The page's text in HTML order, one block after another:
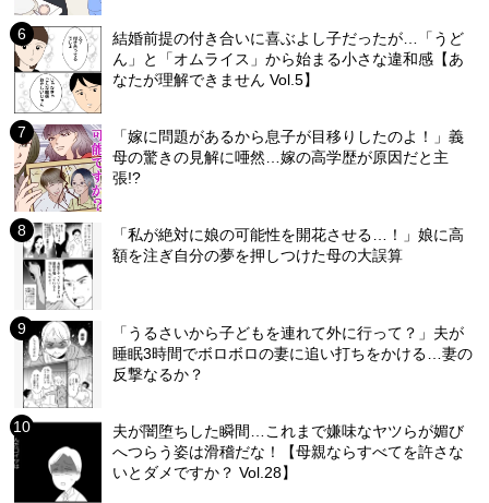
結婚前提の付き合いに喜ぶよし子だったが…「うど
ん」と「オムライス」から始まる小さな違和感【あ
なたが理解できません Vol.5】
「嫁に問題があるから息子が目移りしたのよ！」義
母の驚きの見解に唖然…嫁の高学歴が原因だと主
張!?
「私が絶対に娘の可能性を開花させる…！」娘に高
額を注ぎ自分の夢を押しつけた母の大誤算
「うるさいから子どもを連れて外に行って？」夫が
睡眠3時間でボロボロの妻に追い打ちをかける…妻の
反撃なるか？
夫が闇堕ちした瞬間…これまで嫌味なヤツらが媚び
へつらう姿は滑稽だな！【母親ならすべてを許さな
いとダメですか？ Vol.28】